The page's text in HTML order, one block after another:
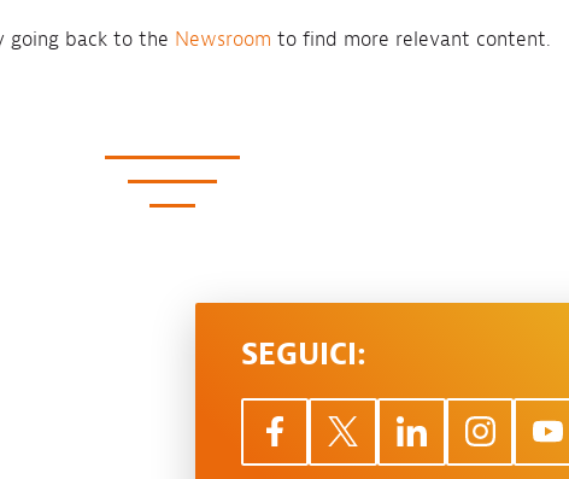
going back to the Newsroom to find more relevant content.
SEGUICI: